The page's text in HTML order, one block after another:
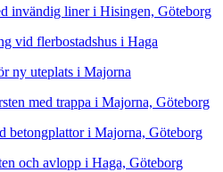
invändig liner i Hisingen, Göteborg
vid flerbostadshus i Haga
ny uteplats i Majorna
med trappa i Majorna, Göteborg
betongplattor i Majorna, Göteborg
och avlopp i Haga, Göteborg